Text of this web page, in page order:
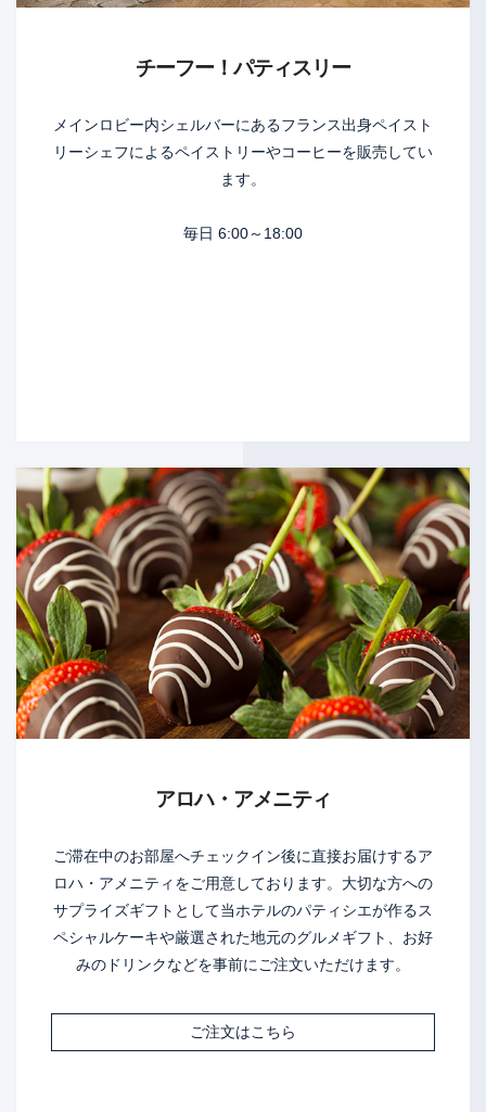
チーフー！パティスリー
メインロビー内シェルバーにあるフランス出身ペイスト
リーシェフによるペイストリーやコーヒーを販売してい
ます。
毎日 6:00～18:00
アロハ・アメニティ
ご滞在中のお部屋へチェックイン後に直接お届けするア
ロハ・アメニティをご用意しております。大切な方への
サプライズギフトとして当ホテルのパティシエが作るス
ペシャルケーキや厳選された地元のグルメギフト、お好
みのドリンクなどを事前にご注文いただけます。
ご注文はこちら